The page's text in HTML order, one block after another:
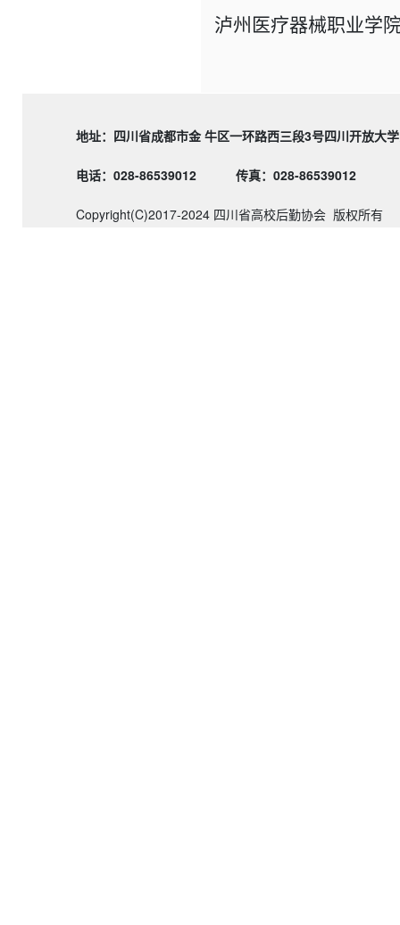
泸州医疗器械职业学
地址：四川省成都市金 牛区一环路西三段3号四
电话：028-86539012 传真：028-86539012
Copyright(C)2017-2024 四川省高校后勤协会 版权所